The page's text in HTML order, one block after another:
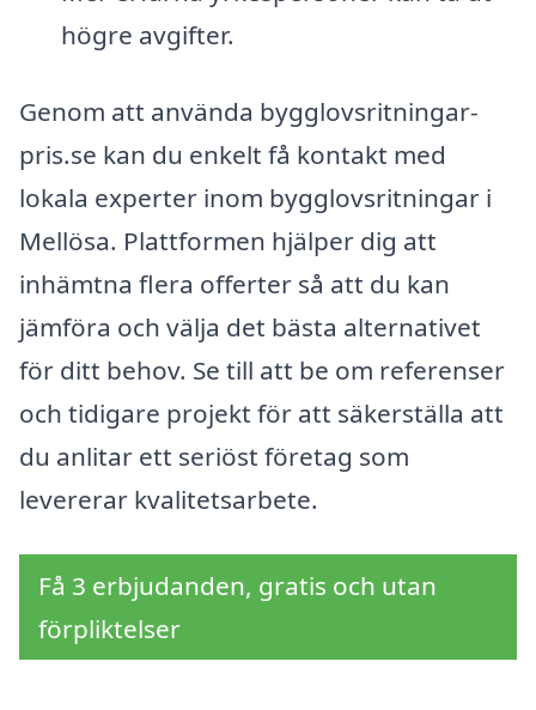
högre avgifter.
Genom att använda bygglovsritningar-
pris.se kan du enkelt få kontakt med
lokala experter inom bygglovsritningar i
Mellösa. Plattformen hjälper dig att
inhämtna flera offerter så att du kan
jämföra och välja det bästa alternativet
för ditt behov. Se till att be om referenser
och tidigare projekt för att säkerställa att
du anlitar ett seriöst företag som
levererar kvalitetsarbete.
Få 3 erbjudanden, gratis och utan
förpliktelser